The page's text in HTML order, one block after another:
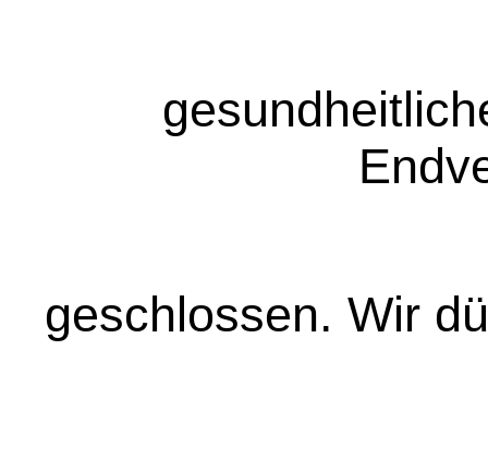
geschlossen. Wir